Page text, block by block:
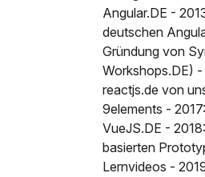
Angular.DE -
deutschen
Gründung von
Workshops.DE)
reactjs.de von
9elements -
VueJS.DE -
basierten
Lernvideos -